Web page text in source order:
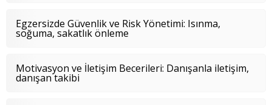
Egzersizde Güvenlik ve Risk Yönetimi: Isınma,
soğuma, sakatlık önleme
Motivasyon ve İletişim Becerileri: Danışanla iletişim,
danışan takibi